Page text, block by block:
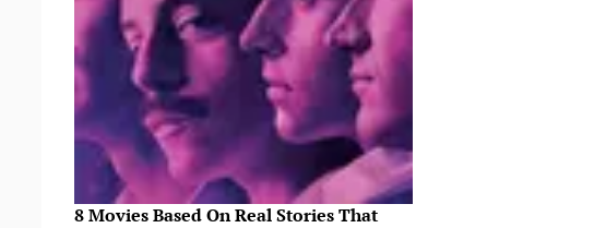
8 Movies Based On Real Stories That